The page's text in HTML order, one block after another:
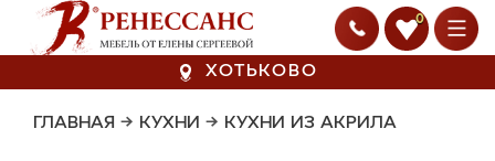
0
ХОТЬКОВО
ГЛАВНАЯ → КУХНИ → КУХНИ ИЗ АКРИЛА